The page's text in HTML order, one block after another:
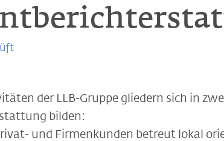
der LLB-Gruppe gliedern sich in
bilden:
und Firmenkunden betreut lokal